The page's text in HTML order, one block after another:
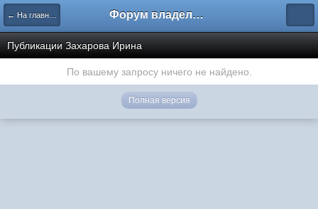
← На главную Форум владельцев интернет-магазинов
Публикации Захарова Ирина
По вашему запросу ничего не найдено.
Полная версия